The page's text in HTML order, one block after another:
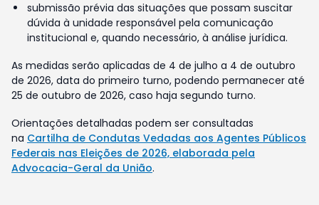
submissão prévia das situações que possam suscitar
dúvida à unidade responsável pela comunicação
institucional e, quando necessário, à análise jurídica.
As medidas serão aplicadas de 4 de julho a 4 de outubro
de 2026, data do primeiro turno, podendo permanecer até
25 de outubro de 2026, caso haja segundo turno.
Orientações detalhadas podem ser consultadas
na Cartilha de Condutas Vedadas aos Agentes Públicos
Federais nas Eleições de 2026, elaborada pela
Advocacia-Geral da União.